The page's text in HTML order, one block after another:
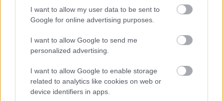
I want to allow my user data to be sent to
Google for online advertising purposes.
I want to allow Google to send me
personalized advertising.
I want to allow Google to enable storage
related to analytics like cookies on web or
device identifiers in apps.
Ami a dobozban van
2013. július 04.
Sok ötletes uzsonnás dobozzal és csomagolási
megoldással találkoztunk már itt a blogon, de most
koncentráljunk inkább arra, ami a dobozban van.